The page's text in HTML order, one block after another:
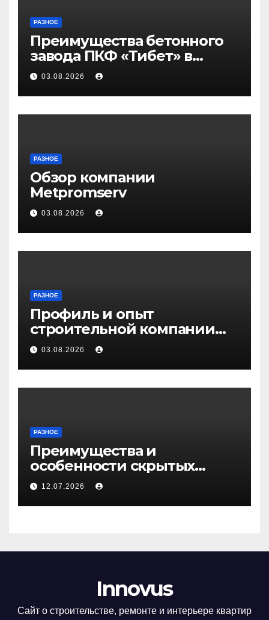
РАЗНОЕ
Преимущества бетонного
завода ПКФ «Тибет» в
Волгограде и Волжском
03.08.2026
РАЗНОЕ
Обзор компании
Metpromserv
03.08.2026
РАЗНОЕ
Профиль и опыт
строительной компании
Медичи
03.08.2026
РАЗНОЕ
Преимущества и
особенности скрытых
дверей
12.07.2026
Innovus
Сайт о строительстве, ремонте и интерьере квартир